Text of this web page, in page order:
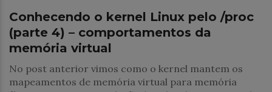
Conhecendo o kernel Linux pelo /proc
(parte 4) – comportamentos da
memória virtual
No post anterior vimos como o kernel mantem os
mapeamentos de memória virtual para memória